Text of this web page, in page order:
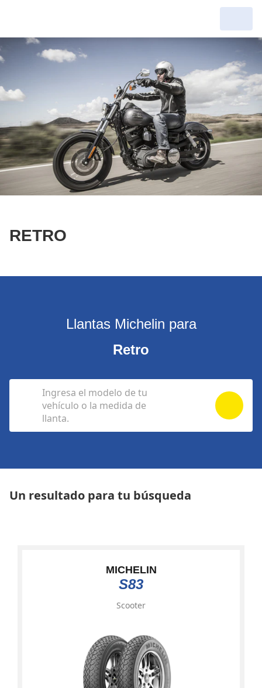
RETRO
Llantas Michelin para
Retro
Ingresa el modelo de tu
vehículo o la medida de
llanta.
Un resultado para tu búsqueda
MICHELIN
S83
Scooter